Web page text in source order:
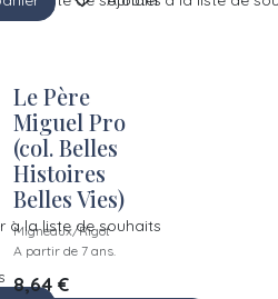
à la liste de souhaits
Le Père
Miguel Pro
(col. Belles
Histoires
Belles Vies)
Migneaux/Rigot
A partir de 7 ans.
8,64€